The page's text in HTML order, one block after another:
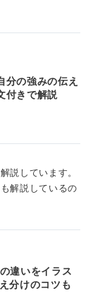
を考える
ってきたこ
よう
になる可能性
→工夫→行動
だけです。
しょう。
分の強みの伝え
付きで解説
説しています。
解説しているの
違いをイラス
分けのコツも